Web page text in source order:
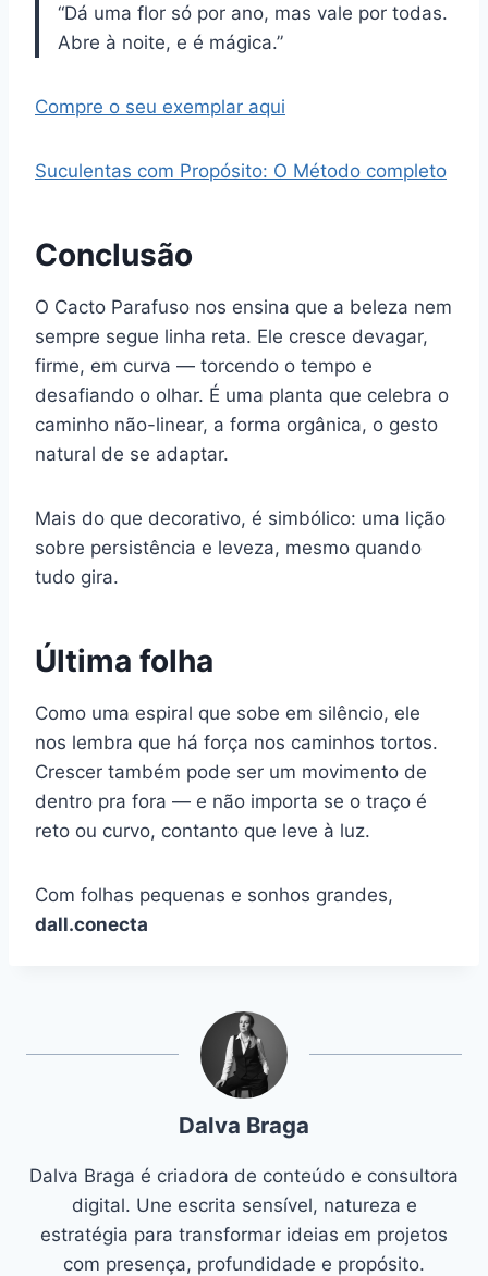
“Dá uma flor só por ano, mas vale por todas.
Abre à noite, e é mágica.”
Compre o seu exemplar aqui
Suculentas com Propósito: O Método completo
Conclusão
O Cacto Parafuso nos ensina que a beleza nem
sempre segue linha reta. Ele cresce devagar,
firme, em curva — torcendo o tempo e
desafiando o olhar. É uma planta que celebra o
caminho não-linear, a forma orgânica, o gesto
natural de se adaptar.
Mais do que decorativo, é simbólico: uma lição
sobre persistência e leveza, mesmo quando
tudo gira.
Última folha
Como uma espiral que sobe em silêncio, ele
nos lembra que há força nos caminhos tortos.
Crescer também pode ser um movimento de
dentro pra fora — e não importa se o traço é
reto ou curvo, contanto que leve à luz.
Com folhas pequenas e sonhos grandes,
dall.conecta
Dalva Braga
Dalva Braga é criadora de conteúdo e consultora
digital. Une escrita sensível, natureza e
estratégia para transformar ideias em projetos
com presença, profundidade e propósito.